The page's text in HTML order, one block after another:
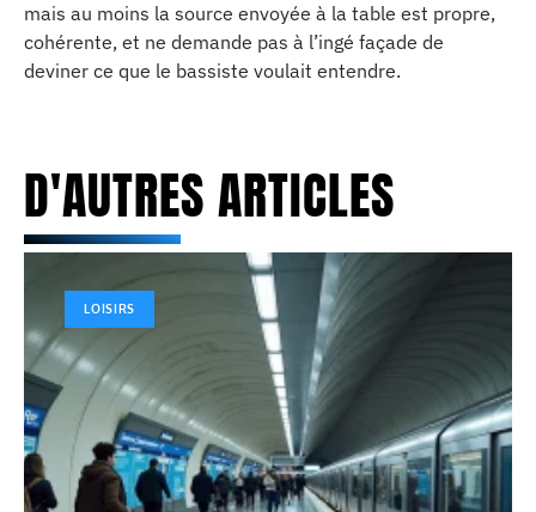
mais au moins la source envoyée à la table est propre,
cohérente, et ne demande pas à l’ingé façade de
deviner ce que le bassiste voulait entendre.
D'AUTRES ARTICLES
LOISIRS